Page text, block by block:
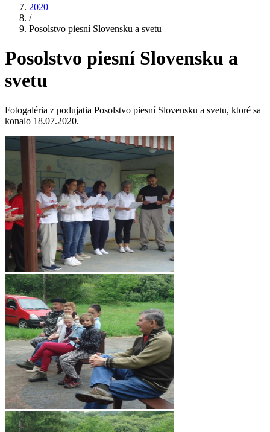
2020
/
Posolstvo piesní Slovensku a svetu
Posolstvo piesní Slovensku a
svetu
Fotogaléria z podujatia Posolstvo piesní Slovensku a svetu, ktoré sa
konalo 18.07.2020.